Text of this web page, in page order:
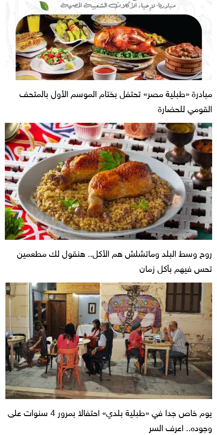
مبادرة «طبلية مصر» تحتفل بختام الموسم الأول بالمتحف
القومي للحضارة
روح وسط البلد وماتشلش هم الأكل.. هنقول لك مطعمين
تحس فيهم بأكل زمان
يوم خاص جدا في «طبلية بلدي» احتفالا بمرور 4 سنوات على
وجوده.. اعرف السر